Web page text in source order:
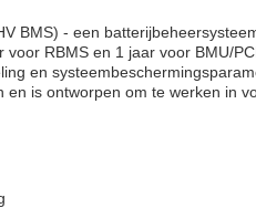
BMS) - een
RBMS en 1 jaar voor BMU/
en
en is ontworpen om te werken in